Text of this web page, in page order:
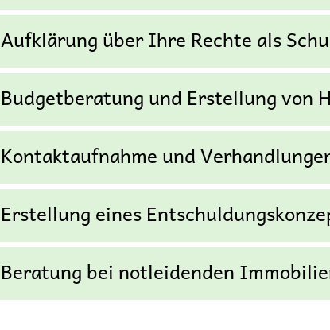
Aufklärung über Ihre Rechte als
Budgetberatung und Erstellung von
Kontaktaufnahme und
Erstellung eines
Beratung bei notleidenden